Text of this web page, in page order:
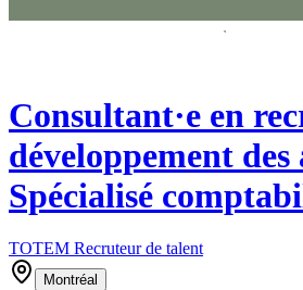
Consultant·e en
développement
Spécialisé
TOTEM Recruteur de talent
Montréal